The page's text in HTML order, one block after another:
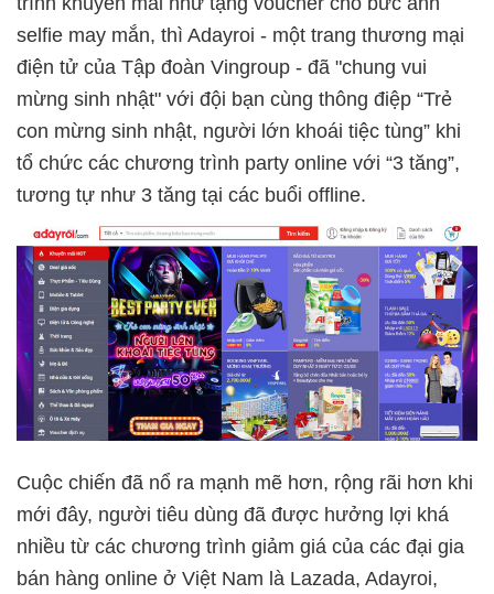
selfie may mắn, thì Adayroi - một trang thương mại
điện tử của Tập đoàn Vingroup - đã "chung vui
mừng sinh nhật" với đội bạn cùng thông điệp “Trẻ
con mừng sinh nhật, người lớn khoái tiệc tùng” khi
tổ chức các chương trình party online với “3 tăng”,
tương tự như 3 tăng tại các buổi offline.
Cuộc chiến đã nổ ra mạnh mẽ hơn, rộng rãi hơn khi
mới đây, người tiêu dùng đã được hưởng lợi khá
nhiều từ các chương trình giảm giá của các đại gia
bán hàng online ở Việt Nam là Lazada, Adayroi,